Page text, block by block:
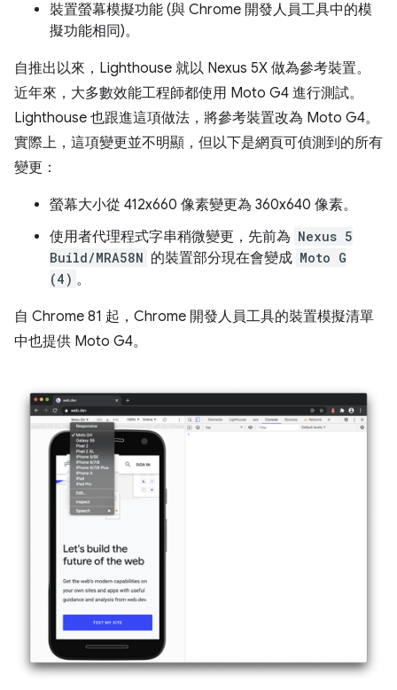
裝置螢幕模擬功能 (與 Chrome 開發人員工具中的模
擬功能相同)。
自推出以來，Lighthouse 就以 Nexus 5X 做為參考裝置。
近年來，大多數效能工程師都使用 Moto G4 進行測試。
Lighthouse 也跟進這項做法，將參考裝置改為 Moto G4。
實際上，這項變更並不明顯，但以下是網頁可偵測到的所有
變更：
螢幕大小從 412x660 像素變更為 360x640 像素。
使用者代理程式字串稍微變更，先前為 Nexus 5
Build/MRA58N 的裝置部分現在會變成 Moto G
(4) 。
自 Chrome 81 起，Chrome 開發人員工具的裝置模擬清單
中也提供 Moto G4。